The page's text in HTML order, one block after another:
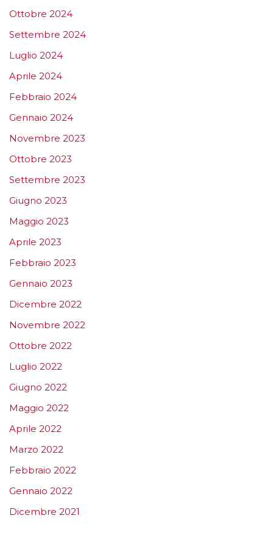
Ottobre 2024
Settembre 2024
Luglio 2024
Aprile 2024
Febbraio 2024
Gennaio 2024
Novembre 2023
Ottobre 2023
Settembre 2023
Giugno 2023
Maggio 2023
Aprile 2023
Febbraio 2023
Gennaio 2023
Dicembre 2022
Novembre 2022
Ottobre 2022
Luglio 2022
Giugno 2022
Maggio 2022
Aprile 2022
Marzo 2022
Febbraio 2022
Gennaio 2022
Dicembre 2021